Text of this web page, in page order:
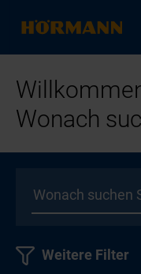
Wonach
Weitere Filter